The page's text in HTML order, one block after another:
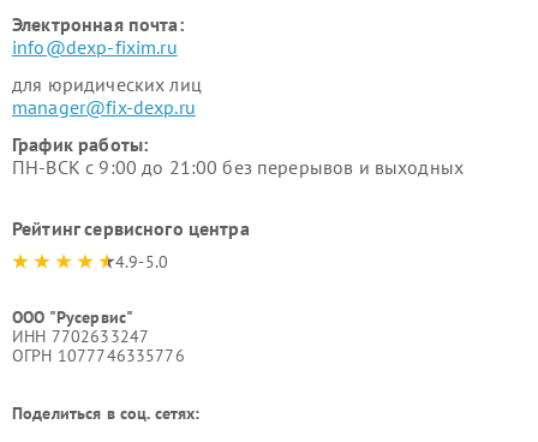
Электронная почта:
info@dexp-fixim.ru
для юридических лиц
manager@fix-dexp.ru
График работы:
ПН-ВСК с 9:00 до 21:00 без перерывов и выходных
Рейтинг сервисного центра
4.9-5.0
ООО "Русервис"
ИНН 7702633247
ОГРН 1077746335776
Поделиться в соц. сетях: